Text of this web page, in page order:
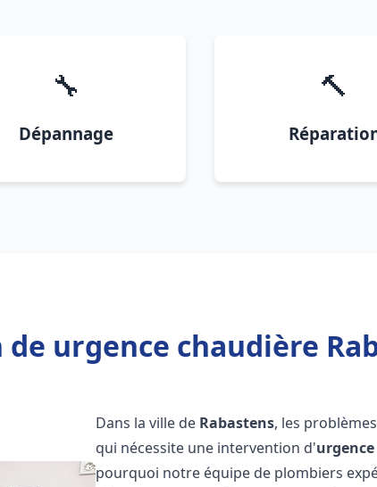
🔧
Dépannage
🔨
de urgence chaudière
Dans la ville de Rabastens, les
qui nécessite une intervention d'
pourquoi notre équipe de plombiers